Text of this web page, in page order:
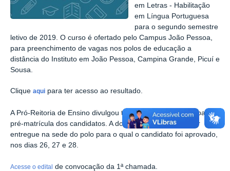
em Letras - Habilitação
em Língua Portuguesa
para o segundo semestre
letivo de 2019. O curso é ofertado pelo Campus João Pessoa,
para preenchimento de vagas nos polos de educação a
distância do Instituto em João Pessoa, Campina Grande, Picuí e
Sousa.
Clique aqui para ter acesso ao resultado.
A Pró-Reitoria de Ensino divulgou também a convocação para
pré-matrícula dos candidatos. A documentaçãodeverá ser
entregue na sede do polo para o qual o candidato foi aprovado,
nos dias 26, 27 e 28.
Acesse o edital de convocação da 1ª chamada.